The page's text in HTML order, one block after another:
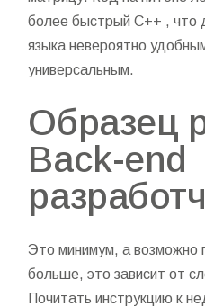
более быстрый C++ , что
языка невероятно
универсальным.
Образец
Back-end
Это минимум, а возможно
больше, это зависит от
Почитать инструкцию к